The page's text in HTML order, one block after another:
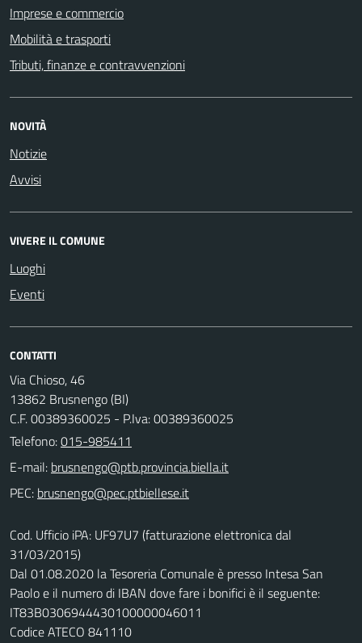
Imprese e commercio
Mobilità e trasporti
Tributi, finanze e contravvenzioni
NOVITÀ
Notizie
Avvisi
VIVERE IL COMUNE
Luoghi
Eventi
CONTATTI
Via Chioso, 46
13862 Brusnengo (BI)
C.F. 00389360025 - P.Iva: 00389360025
Telefono:015-985411
E-mail:
PEC:
Cod. Ufficio iPA: UF97U7 (fatturazione elettronica dal
31/03/2015)
Dal 01.08.2020 la Tesoreria Comunale è presso Intesa San
Paolo e il numero di IBAN dove fare i bonifici è il seguente:
IT83B0306944430100000046011
Codice ATECO 841110